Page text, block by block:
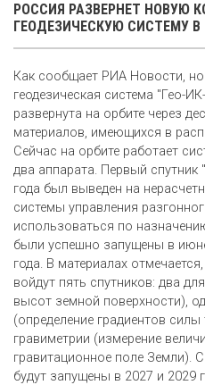
РОССИЯ РАЗВЕРНЕТ НОВУЮ
ГЕОДЕЗИЧЕСКУЮ СИСТЕМУ В
Как сообщает РИА Новости,
геодезическая система "Гео-
развернута на орбите через
материалов, имеющихся в
Сейчас на орбите работает
два аппарата. Первый спутник
года был выведен на
системы управления
использоваться по
были успешно запущены в
года. В материалах
войдут пять спутников: два
высот земной поверхности),
(определение градиентов
гравиметрии (из­ме­ре­ние
гравитационное по­ле Земли).
будут запущены в 2027 и 2029